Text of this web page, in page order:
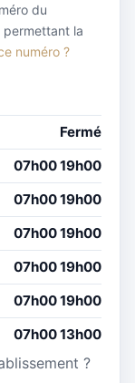
du
permettant la
numéro ?
Fermé
07h00 19h00
07h00 19h00
07h00 19h00
07h00 19h00
07h00 19h00
07h00 13h00
?